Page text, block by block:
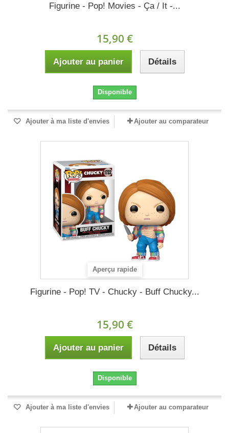
Figurine - Pop! Movies - Ça / It -...
15,90 €
Ajouter au panier Détails
Disponible
Ajouter à ma liste d'envies Ajouter au comparateur
Aperçu rapide
Figurine - Pop! TV - Chucky - Buff Chucky...
15,90 €
Ajouter au panier Détails
Disponible
Ajouter à ma liste d'envies Ajouter au comparateur